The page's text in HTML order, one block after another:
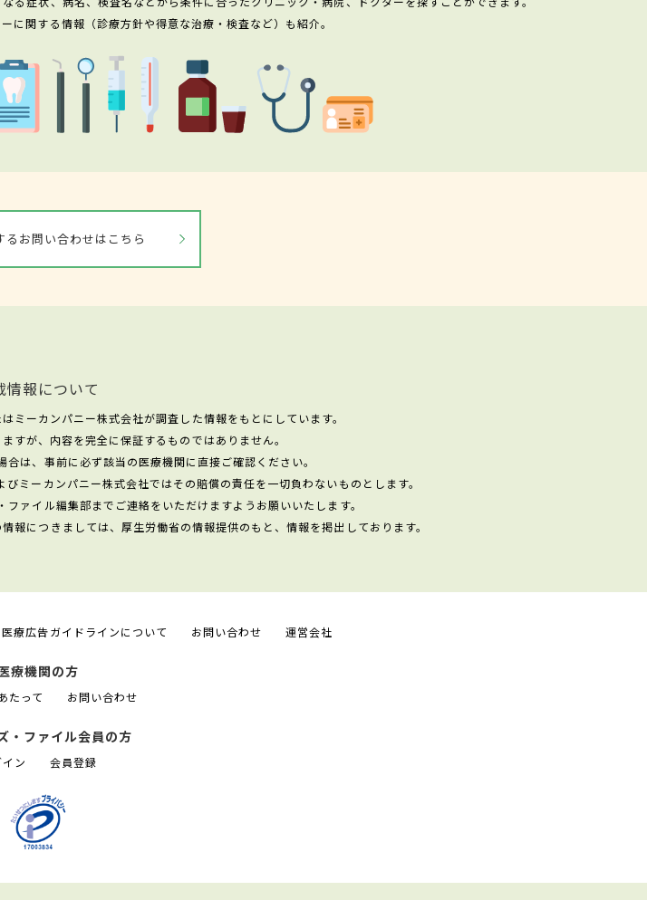
に関する情報（診療方針や得意な治療・検査など）も紹介。
るお問い合わせはこちら
情報について
ミーカンパニー株式会社が調査した情報をもとにしています。
すが、内容を完全に保証するものではありません。
は、事前に必ず該当の医療機関に直接ご確認ください。
ミーカンパニー株式会社ではその賠償の責任を一切負わないものとします。
ァイル編集部までご連絡をいただけますようお願いいたします。
報につきましては、厚生労働省の情報提供のもと、情報を掲出しております。
医療広告ガイドラインについて お問い合わせ 運営会社
療機関の方
たって お問い合わせ
・ファイル会員の方
ン 会員登録